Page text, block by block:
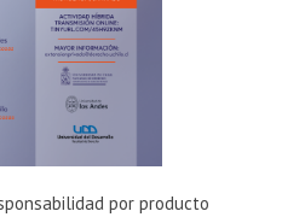
por producto